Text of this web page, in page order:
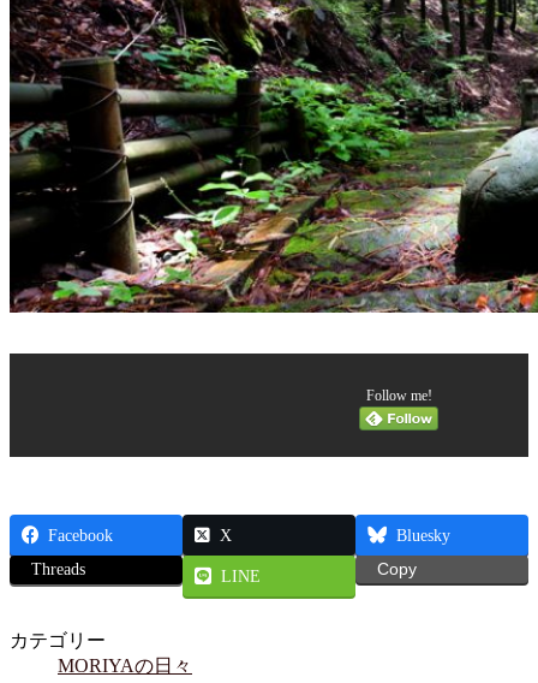
Follow me!
Facebook X
Bluesky
Threads
LINE Copy
カテゴリー
MORIYAの日々